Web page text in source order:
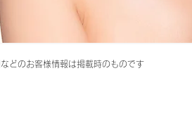
どのお客様情報は掲載時のものです